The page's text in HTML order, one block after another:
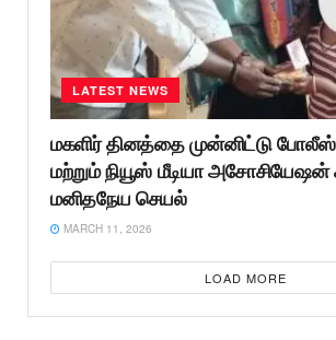
LATEST NEWS
மகளிர் தினத்தை முன்னிட்டு போலீஸ்
மற்றும் நியூஸ் மீடியா அசோசியேஷன்
மனிதநேய செயல்
MARCH 11, 2026
LOAD MORE